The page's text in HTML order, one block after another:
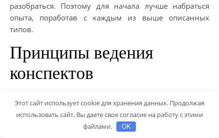
разобраться. Поэтому для начала лучше набраться
опыта, поработав с каждым из выше описанных
типов.
Принципы ведения
конспектов
конспектов.
Конспектируйте только самое важное. Это один
Этот сайт использует cookie для хранения данных. Продолжая
использовать сайт, Вы даете свое согласие на работу с этими
файлами.
OK